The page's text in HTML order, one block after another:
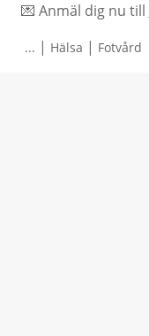
💌 Anmäl dig nu till
... | Hälsa | Fotvård